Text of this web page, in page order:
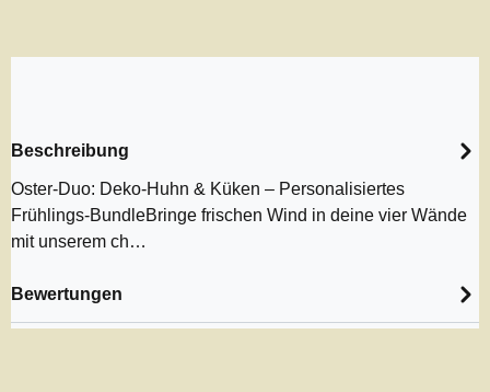
Beschreibung
Oster-Duo: Deko-Huhn & Küken – Personalisiertes
Frühlings-BundleBringe frischen Wind in deine vier Wände
mit unserem ch…
Bewertungen